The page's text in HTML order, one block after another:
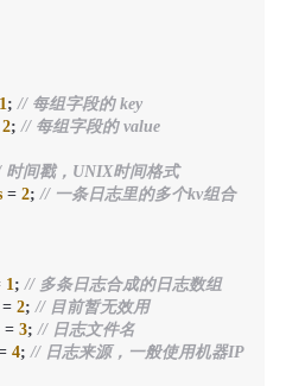
1; // 每组字段的 key
2; // 每组字段的 value
时间戳，UNIX时间格式
= 2; // 一条日志里的多个kv组合
1; // 多条日志合成的日志数组
= 2; // 目前暂无效用
= 3; // 日志文件名
4; // 日志来源，一般使用机器IP